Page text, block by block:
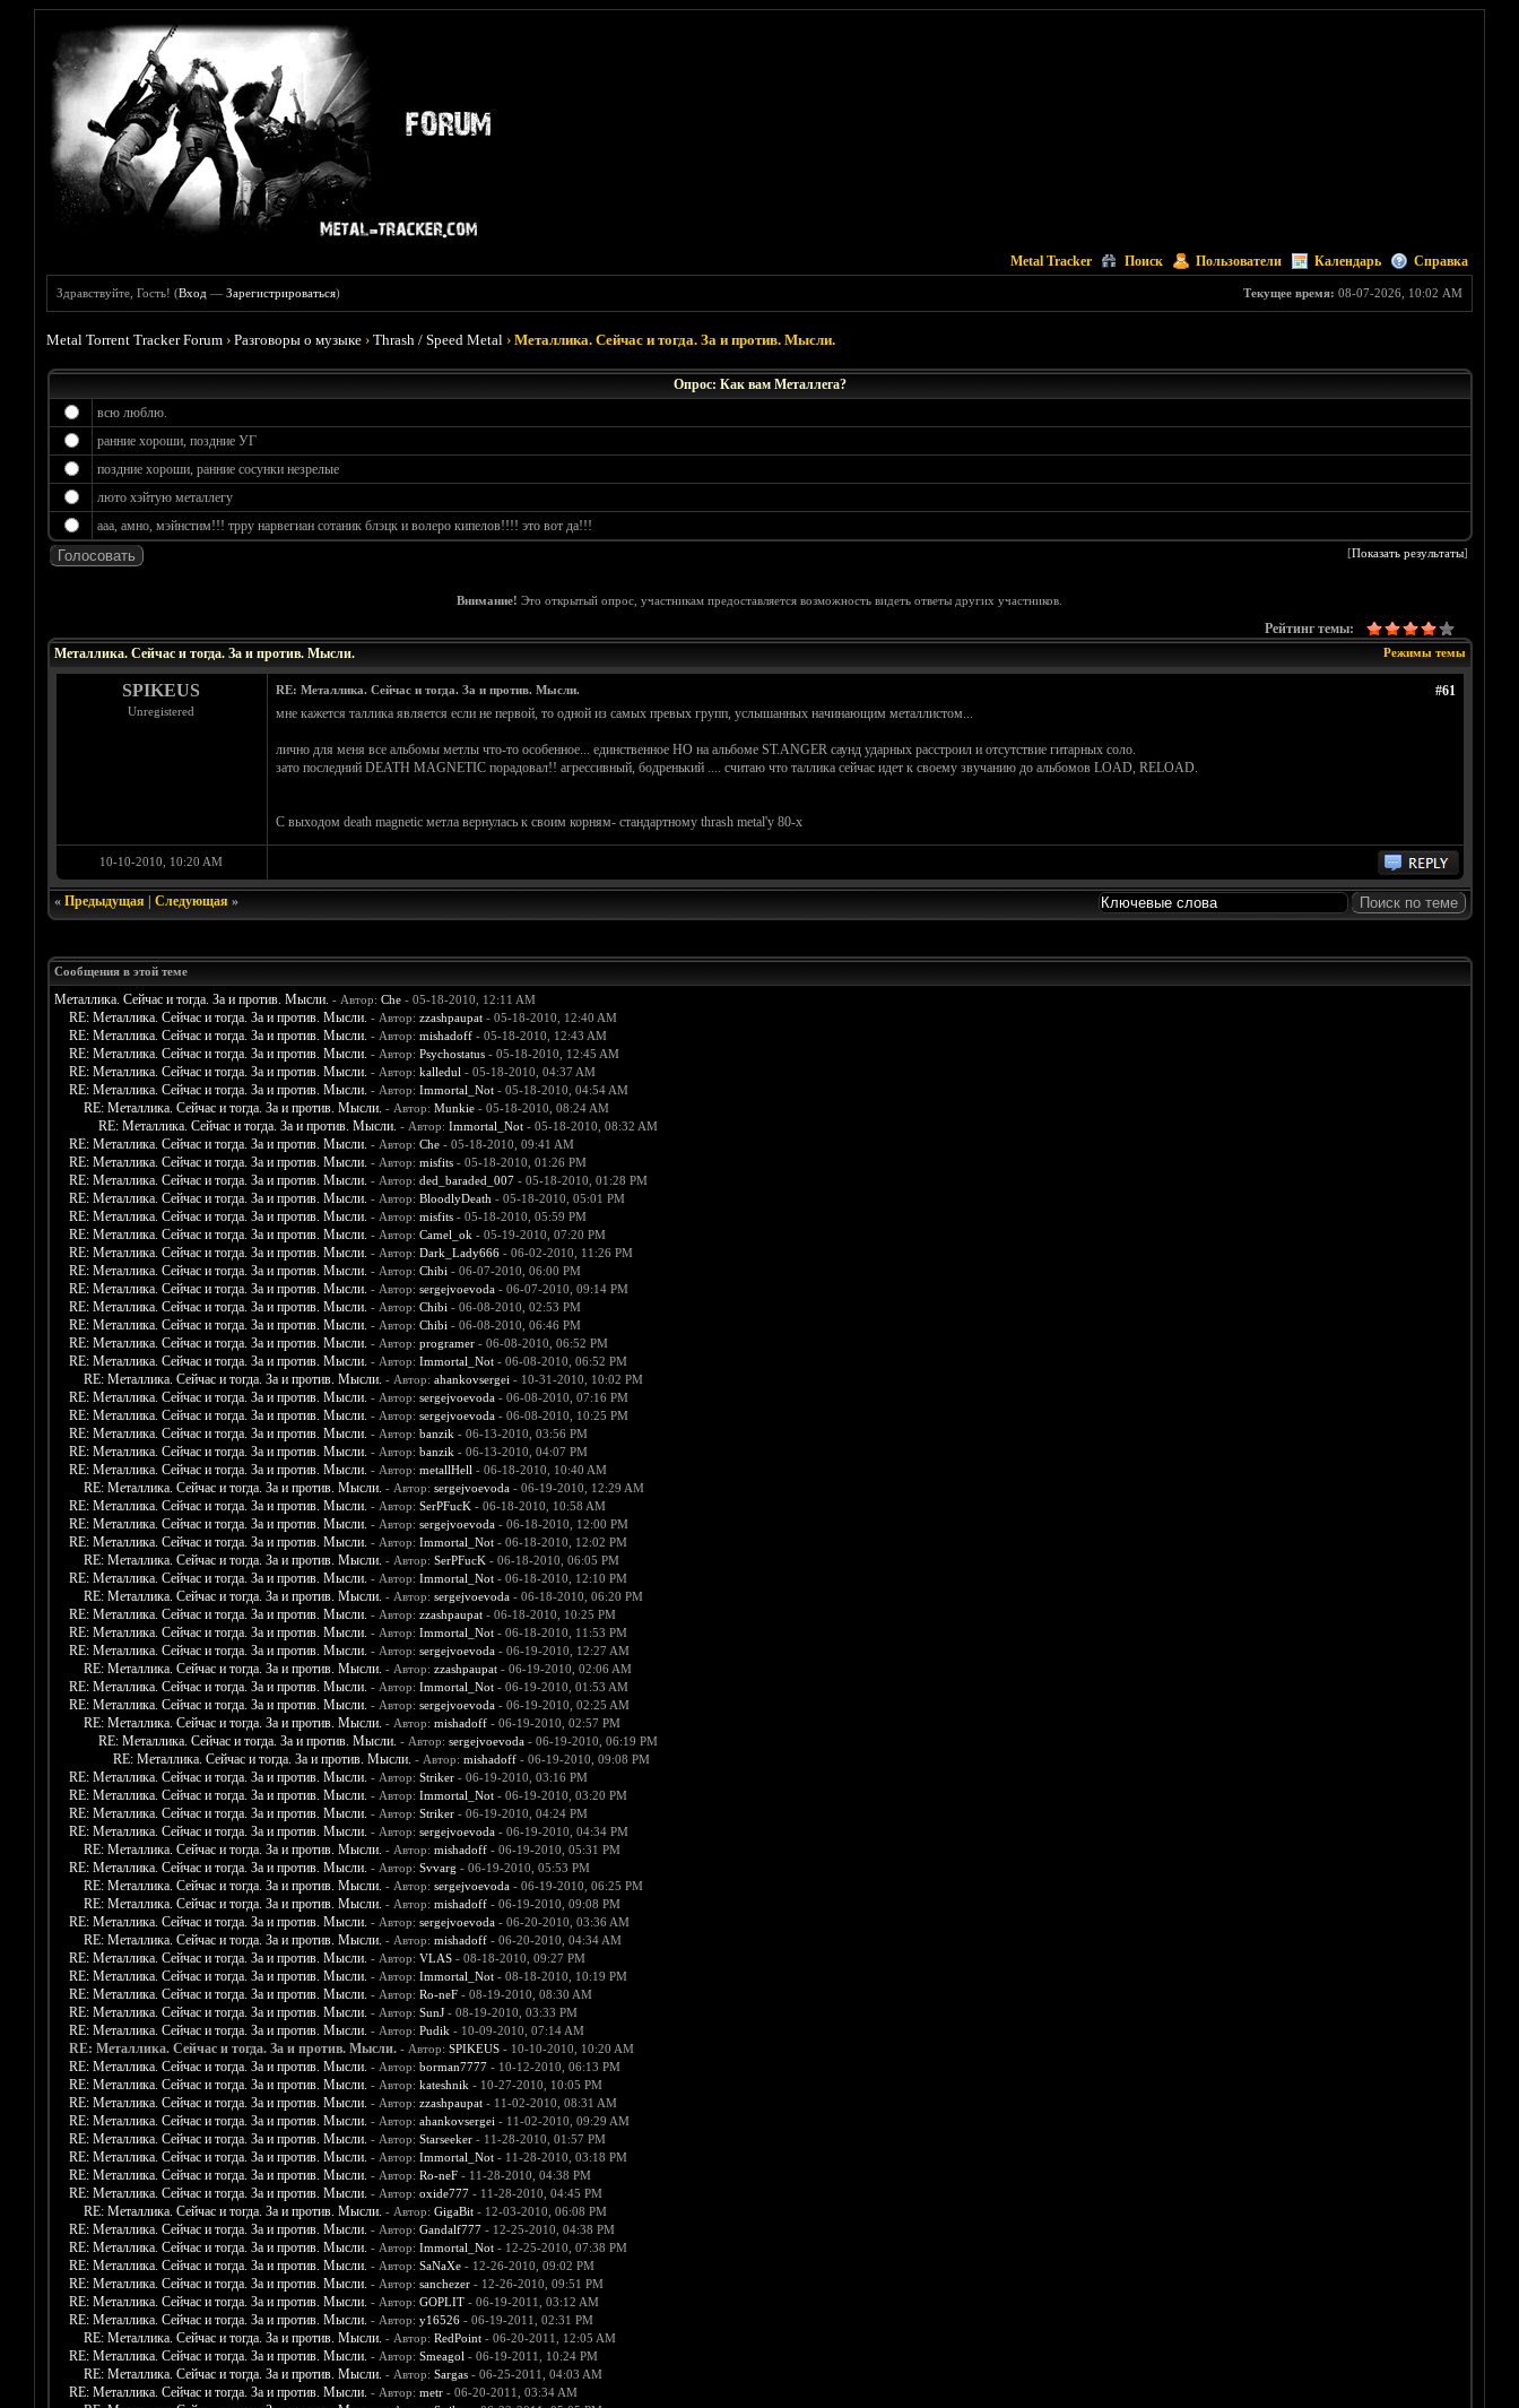
Metal Tracker Поиск Пользователи Календарь Справка
Текущее время: 08-07-2026, 10:02 AM
Здравствуйте, Гость! (Вход —Зарегистрироваться)
Metal Torrent Tracker Forum ›Разговоры о музыке ›Thrash / Speed Metal ›Металлика. Сейчас и тогда. За и против. Мысли.
Опрос: Как вам Металлега?
всю люблю.
ранние хороши, поздние УГ
поздние хороши, ранние сосунки незрелые
люто хэйтую металлегу
ааа, амно, мэйнстим!!! трру нарвегиан сотаник блэцк и волеро кипелов!!!! это вот да!!!
[Показать результаты]
Внимание! Это открытый опрос, участникам предоставляется возможность видеть ответы других участников.
Рейтинг темы:
Режимы темы
Металлика. Сейчас и тогда. За и против. Мысли.
SPIKEUS
Unregistered
#61
RE: Металлика. Сейчас и тогда. За и против. Мысли.
мне кажется таллика является если не первой, то одной из самых превых групп, услышанных начинающим металлистом...
лично для меня все альбомы метлы что-то особенное... единственное НО на альбоме ST.ANGER саунд ударных расстроил и отсутствие гитарных соло.
зато последний DEATH MAGNETIC порадовал!! агрессивный, бодренький .... считаю что таллика сейчас идет к своему звучанию до альбомов LOAD, RELOAD.
С выходом death magnetic метла вернулась к своим корням- стандартному thrash metal'у 80-х
10-10-2010, 10:20 AM
« Предыдущая| Следующая»
Сообщения в этой теме
Металлика. Сейчас и тогда. За и против. Мысли. - Автор: Che- 05-18-2010, 12:11 AM
RE: Металлика. Сейчас и тогда. За и против. Мысли. - Автор: zzashpaupat- 05-18-2010, 12:40 AM
RE: Металлика. Сейчас и тогда. За и против. Мысли. - Автор: mishadoff- 05-18-2010, 12:43 AM
RE: Металлика. Сейчас и тогда. За и против. Мысли. - Автор: Psychostatus- 05-18-2010, 12:45 AM
RE: Металлика. Сейчас и тогда. За и против. Мысли. - Автор: kalledul - 05-18-2010, 04:37 AM
RE: Металлика. Сейчас и тогда. За и против. Мысли. - Автор: Immortal_Not- 05-18-2010, 04:54 AM
RE: Металлика. Сейчас и тогда. За и против. Мысли. - Автор: Munkie- 05-18-2010, 08:24 AM
RE: Металлика. Сейчас и тогда. За и против. Мысли. - Автор: Immortal_Not- 05-18-2010, 08:32 AM
RE: Металлика. Сейчас и тогда. За и против. Мысли. - Автор: Che- 05-18-2010, 09:41 AM
RE: Металлика. Сейчас и тогда. За и против. Мысли. - Автор: misfits- 05-18-2010, 01:26 PM
RE: Металлика. Сейчас и тогда. За и против. Мысли. - Автор: ded_baraded_007- 05-18-2010, 01:28 PM
RE: Металлика. Сейчас и тогда. За и против. Мысли. - Автор: BloodlyDeath - 05-18-2010, 05:01 PM
RE: Металлика. Сейчас и тогда. За и против. Мысли. - Автор: misfits- 05-18-2010, 05:59 PM
RE: Металлика. Сейчас и тогда. За и против. Мысли. - Автор: Camel_ok - 05-19-2010, 07:20 PM
RE: Металлика. Сейчас и тогда. За и против. Мысли. - Автор: Dark_Lady666- 06-02-2010, 11:26 PM
RE: Металлика. Сейчас и тогда. За и против. Мысли. - Автор: Chibi - 06-07-2010, 06:00 PM
RE: Металлика. Сейчас и тогда. За и против. Мысли. - Автор: sergejvoevoda- 06-07-2010, 09:14 PM
RE: Металлика. Сейчас и тогда. За и против. Мысли. - Автор: Chibi - 06-08-2010, 02:53 PM
RE: Металлика. Сейчас и тогда. За и против. Мысли. - Автор: Chibi - 06-08-2010, 06:46 PM
RE: Металлика. Сейчас и тогда. За и против. Мысли. - Автор: programer- 06-08-2010, 06:52 PM
RE: Металлика. Сейчас и тогда. За и против. Мысли. - Автор: Immortal_Not- 06-08-2010, 06:52 PM
RE: Металлика. Сейчас и тогда. За и против. Мысли. - Автор: ahankovsergei - 10-31-2010, 10:02 PM
RE: Металлика. Сейчас и тогда. За и против. Мысли. - Автор: sergejvoevoda- 06-08-2010, 07:16 PM
RE: Металлика. Сейчас и тогда. За и против. Мысли. - Автор: sergejvoevoda- 06-08-2010, 10:25 PM
RE: Металлика. Сейчас и тогда. За и против. Мысли. - Автор: banzik - 06-13-2010, 03:56 PM
RE: Металлика. Сейчас и тогда. За и против. Мысли. - Автор: banzik - 06-13-2010, 04:07 PM
RE: Металлика. Сейчас и тогда. За и против. Мысли. - Автор: metallHell - 06-18-2010, 10:40 AM
RE: Металлика. Сейчас и тогда. За и против. Мысли. - Автор: sergejvoevoda- 06-19-2010, 12:29 AM
RE: Металлика. Сейчас и тогда. За и против. Мысли. - Автор: SerPFucK- 06-18-2010, 10:58 AM
RE: Металлика. Сейчас и тогда. За и против. Мысли. - Автор: sergejvoevoda- 06-18-2010, 12:00 PM
RE: Металлика. Сейчас и тогда. За и против. Мысли. - Автор: Immortal_Not- 06-18-2010, 12:02 PM
RE: Металлика. Сейчас и тогда. За и против. Мысли. - Автор: SerPFucK- 06-18-2010, 06:05 PM
RE: Металлика. Сейчас и тогда. За и против. Мысли. - Автор: Immortal_Not- 06-18-2010, 12:10 PM
RE: Металлика. Сейчас и тогда. За и против. Мысли. - Автор: sergejvoevoda- 06-18-2010, 06:20 PM
RE: Металлика. Сейчас и тогда. За и против. Мысли. - Автор: zzashpaupat- 06-18-2010, 10:25 PM
RE: Металлика. Сейчас и тогда. За и против. Мысли. - Автор: Immortal_Not- 06-18-2010, 11:53 PM
RE: Металлика. Сейчас и тогда. За и против. Мысли. - Автор: sergejvoevoda- 06-19-2010, 12:27 AM
RE: Металлика. Сейчас и тогда. За и против. Мысли. - Автор: zzashpaupat- 06-19-2010, 02:06 AM
RE: Металлика. Сейчас и тогда. За и против. Мысли. - Автор: Immortal_Not- 06-19-2010, 01:53 AM
RE: Металлика. Сейчас и тогда. За и против. Мысли. - Автор: sergejvoevoda- 06-19-2010, 02:25 AM
RE: Металлика. Сейчас и тогда. За и против. Мысли. - Автор: mishadoff- 06-19-2010, 02:57 PM
RE: Металлика. Сейчас и тогда. За и против. Мысли. - Автор: sergejvoevoda- 06-19-2010, 06:19 PM
RE: Металлика. Сейчас и тогда. За и против. Мысли. - Автор: mishadoff- 06-19-2010, 09:08 PM
RE: Металлика. Сейчас и тогда. За и против. Мысли. - Автор: Striker- 06-19-2010, 03:16 PM
RE: Металлика. Сейчас и тогда. За и против. Мысли. - Автор: Immortal_Not- 06-19-2010, 03:20 PM
RE: Металлика. Сейчас и тогда. За и против. Мысли. - Автор: Striker- 06-19-2010, 04:24 PM
RE: Металлика. Сейчас и тогда. За и против. Мысли. - Автор: sergejvoevoda- 06-19-2010, 04:34 PM
RE: Металлика. Сейчас и тогда. За и против. Мысли. - Автор: mishadoff- 06-19-2010, 05:31 PM
RE: Металлика. Сейчас и тогда. За и против. Мысли. - Автор: Svvarg - 06-19-2010, 05:53 PM
RE: Металлика. Сейчас и тогда. За и против. Мысли. - Автор: sergejvoevoda- 06-19-2010, 06:25 PM
RE: Металлика. Сейчас и тогда. За и против. Мысли. - Автор: mishadoff- 06-19-2010, 09:08 PM
RE: Металлика. Сейчас и тогда. За и против. Мысли. - Автор: sergejvoevoda- 06-20-2010, 03:36 AM
RE: Металлика. Сейчас и тогда. За и против. Мысли. - Автор: mishadoff- 06-20-2010, 04:34 AM
RE: Металлика. Сейчас и тогда. За и против. Мысли. - Автор: VLAS- 08-18-2010, 09:27 PM
RE: Металлика. Сейчас и тогда. За и против. Мысли. - Автор: Immortal_Not- 08-18-2010, 10:19 PM
RE: Металлика. Сейчас и тогда. За и против. Мысли. - Автор: Ro-neF- 08-19-2010, 08:30 AM
RE: Металлика. Сейчас и тогда. За и против. Мысли. - Автор: SunJ- 08-19-2010, 03:33 PM
RE: Металлика. Сейчас и тогда. За и против. Мысли. - Автор: Pudik - 10-09-2010, 07:14 AM
RE: Металлика. Сейчас и тогда. За и против. Мысли. - Автор: SPIKEUS- 10-10-2010, 10:20 AM
RE: Металлика. Сейчас и тогда. За и против. Мысли. - Автор: borman7777- 10-12-2010, 06:13 PM
RE: Металлика. Сейчас и тогда. За и против. Мысли. - Автор: kateshnik - 10-27-2010, 10:05 PM
RE: Металлика. Сейчас и тогда. За и против. Мысли. - Автор: zzashpaupat- 11-02-2010, 08:31 AM
RE: Металлика. Сейчас и тогда. За и против. Мысли. - Автор: ahankovsergei - 11-02-2010, 09:29 AM
RE: Металлика. Сейчас и тогда. За и против. Мысли. - Автор: Starseeker- 11-28-2010, 01:57 PM
RE: Металлика. Сейчас и тогда. За и против. Мысли. - Автор: Immortal_Not- 11-28-2010, 03:18 PM
RE: Металлика. Сейчас и тогда. За и против. Мысли. - Автор: Ro-neF- 11-28-2010, 04:38 PM
RE: Металлика. Сейчас и тогда. За и против. Мысли. - Автор: oxide777- 11-28-2010, 04:45 PM
RE: Металлика. Сейчас и тогда. За и против. Мысли. - Автор: GigaBit- 12-03-2010, 06:08 PM
RE: Металлика. Сейчас и тогда. За и против. Мысли. - Автор: Gandalf777- 12-25-2010, 04:38 PM
RE: Металлика. Сейчас и тогда. За и против. Мысли. - Автор: Immortal_Not- 12-25-2010, 07:38 PM
RE: Металлика. Сейчас и тогда. За и против. Мысли. - Автор: SaNaXe- 12-26-2010, 09:02 PM
RE: Металлика. Сейчас и тогда. За и против. Мысли. - Автор: sanchezer- 12-26-2010, 09:51 PM
RE: Металлика. Сейчас и тогда. За и против. Мысли. - Автор: GOPLIT- 06-19-2011, 03:12 AM
RE: Металлика. Сейчас и тогда. За и против. Мысли. - Автор: y16526- 06-19-2011, 02:31 PM
RE: Металлика. Сейчас и тогда. За и против. Мысли. - Автор: RedPoint- 06-20-2011, 12:05 AM
RE: Металлика. Сейчас и тогда. За и против. Мысли. - Автор: Smeagol - 06-19-2011, 10:24 PM
RE: Металлика. Сейчас и тогда. За и против. Мысли. - Автор: Sargas- 06-25-2011, 04:03 AM
RE: Металлика. Сейчас и тогда. За и против. Мысли. - Автор: metr- 06-20-2011, 03:34 AM